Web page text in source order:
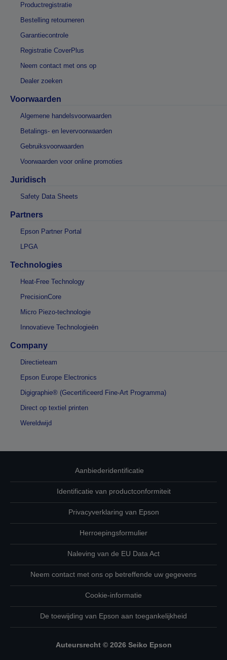
Productregistratie
Bestelling retourneren
Garantiecontrole
Registratie CoverPlus
Neem contact met ons op
Dealer zoeken
Voorwaarden
Algemene handelsvoorwaarden
Betalings- en levervoorwaarden
Gebruiksvoorwaarden
Voorwaarden voor online promoties
Juridisch
Safety Data Sheets
Partners
Epson Partner Portal
LPGA
Technologies
Heat-Free Technology
PrecisionCore
Micro Piezo-technologie
Innovatieve Technologieën
Company
Directieteam
Epson Europe Electronics
Digigraphie® (Gecertificeerd Fine-Art Programma)
Direct op textiel printen
Wereldwijd
Aanbiederidentificatie
Identificatie van productconformiteit
Privacyverklaring van Epson
Herroepingsformulier
Naleving van de EU Data Act
Neem contact met ons op betreffende uw gegevens
Cookie-informatie
De toewijding van Epson aan toegankelijkheid
Auteursrecht © 2026 Seiko Epson